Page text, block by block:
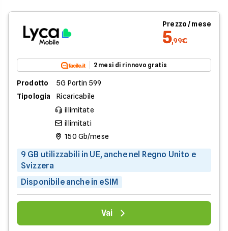
Prezzo / mese
5,99€
2 mesi di rinnovo gratis
Prodotto
5G Portin 599
Tipologia
Ricaricabile
illimitate
illimitati
150 Gb/mese
9 GB utilizzabili in UE, anche nel Regno Unito e
Svizzera
Disponibile anche in eSIM
Vai